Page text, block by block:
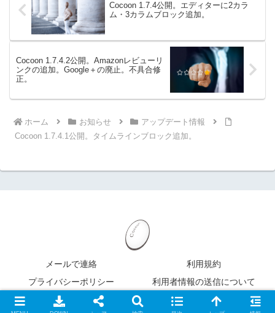
Cocoon 1.7.4公開。エディターに2カラ
ム・3カラムブロック追加。
Cocoon 1.7.4.2公開。Amazonレビューリ
ンクの追加。Google＋の廃止。不具合修
正。
ホーム お知らせ
アップデート情報
Cocoon 1.7.4.1公開。タイムラインブロック追加。
メールで連絡
利用規約
プライバシーポリシー
利用者情報の送信について
Copyright 2022 XServer Inc.